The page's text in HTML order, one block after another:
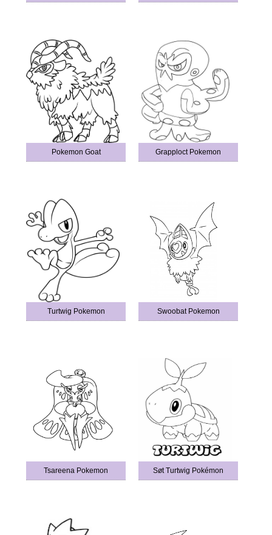
Pokemon Goat Grapploct Pokemon
Turtwig Pokemon Swoobat Pokemon
Tsareena Pokemon Søt Turtwig Pokémon